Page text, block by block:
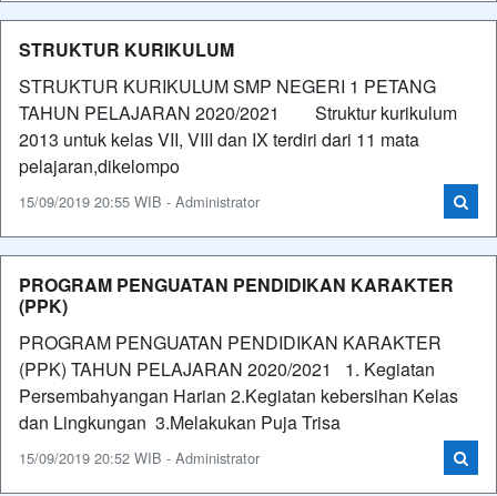
STRUKTUR KURIKULUM
STRUKTUR KURIKULUM SMP NEGERI 1 PETANG
TAHUN PELAJARAN 2020/2021 Struktur kurikulum
2013 untuk kelas VII, VIII dan IX terdiri dari 11 mata
pelajaran,dikelompo
15/09/2019 20:55 WIB - Administrator
PROGRAM PENGUATAN PENDIDIKAN KARAKTER
(PPK)
PROGRAM PENGUATAN PENDIDIKAN KARAKTER
(PPK) TAHUN PELAJARAN 2020/2021 1. Kegiatan
Persembahyangan Harian 2.Kegiatan kebersihan Kelas
dan Lingkungan 3.Melakukan Puja Trisa
15/09/2019 20:52 WIB - Administrator